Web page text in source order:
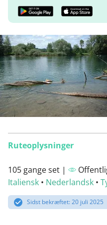
Ruteoplysninger
105 gange set |
Italiensk • Nederlandsk •
Sidst bekræftet: 20 juli 2025